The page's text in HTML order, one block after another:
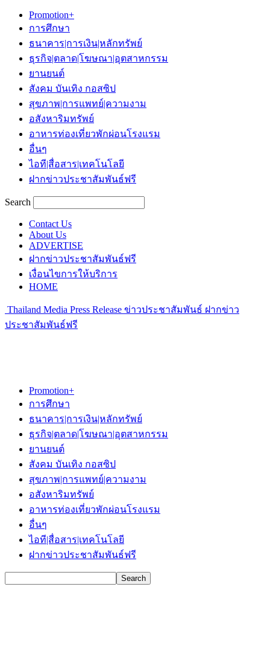
Promotion+
การศึกษา
ธนาคาร|การเงิน|หลักทรัพย์
ธุรกิจ|ตลาด|โฆษณา|อุตสาหกรรม
ยานยนต์
สังคม บันเทิง กอสซิป
สุขภาพ|การแพทย์|ความงาม
อสังหาริมทรัพย์
อาหารท่องเที่ยวพักผ่อนโรงแรม
อื่นๆ
ไอที|สื่อสาร|เทคโนโลยี
ฝากข่าวประชาสัมพันธ์ฟรี
Search
Contact Us
About Us
ADVERTISE
ฝากข่าวประชาสัมพันธ์ฟรี
เงื่อนไขการให้บริการ
HOME
Thailand Media Press Release ข่าวประชาสัมพันธ์ ฝากข่าว
ประชาสัมพันธ์ฟรี
Promotion+
การศึกษา
ธนาคาร|การเงิน|หลักทรัพย์
ธุรกิจ|ตลาด|โฆษณา|อุตสาหกรรม
ยานยนต์
สังคม บันเทิง กอสซิป
สุขภาพ|การแพทย์|ความงาม
อสังหาริมทรัพย์
อาหารท่องเที่ยวพักผ่อนโรงแรม
อื่นๆ
ไอที|สื่อสาร|เทคโนโลยี
ฝากข่าวประชาสัมพันธ์ฟรี